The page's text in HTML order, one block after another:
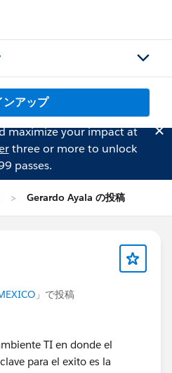
ンアップ
maximize your impact at
three or more to unlock
passes.
Gerardo Ayala の投稿
」で投稿
TI en donde el
para el exito es la